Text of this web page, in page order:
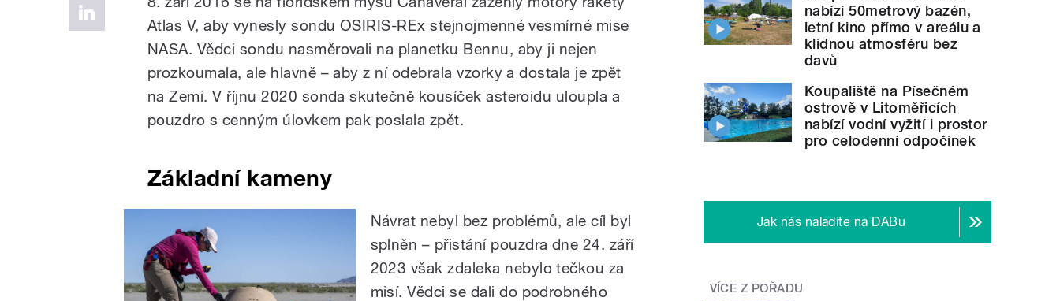
Atlas V, aby vynesly sondu OSIRIS-REx stejnojmenné vesmírné mise
NASA. Vědci sondu nasměrovali na planetku Bennu, aby ji nejen
prozkoumala, ale hlavně – aby z ní odebrala vzorky a dostala je zpět
na Zemi. V říjnu 2020 sonda skutečně kousíček asteroidu uloupla a
pouzdro s cenným úlovkem pak poslala zpět.
Základní kameny
Návrat nebyl bez problémů, ale cíl byl
splněn – přistání pouzdra dne 24. září
2023 však zdaleka nebylo tečkou za
misí. Vědci se dali do podrobného
nabízí 50metrový bazén,
letní kino přímo v areálu a
klidnou atmosféru bez
davů
Koupaliště na Písečném
ostrově v Litoměřicích
nabízí vodní vyžití i prostor
pro celodenní odpočinek
Jak nás naladíte na DABu
VÍCE Z POŘADU